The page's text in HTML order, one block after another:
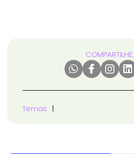
COMPARTILHE:
Temas